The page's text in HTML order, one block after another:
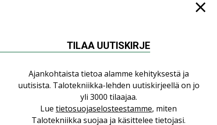
NIMITYKSET
TILAA UUTISKIRJE
Ajankohtaista tietoa alamme kehityksestä ja
uutisista. Talotekniikka-lehden uutiskirjeellä on jo
yli 3000 tilaajaa.
Lue tietosuojaselosteestamme, miten
Talotekniikka suojaa ja käsittelee tietojasi.